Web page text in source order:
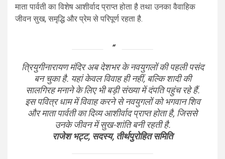
माता पार्वती का विशेष आशीर्वाद प्राप्त होता है तथा उनका वैवाहिक
जीवन सुख, समृद्धि और प्रेम से परिपूर्ण रहता है.
त्रियुगीनारायण मंदिर अब देशभर के नवयुगलों की पहली पसंद
बन चुका है. यहां केवल विवाह ही नहीं, बल्कि शादी की
सालगिरह मनाने के लिए भी बड़ी संख्या में दंपति पहुंच रहे हैं.
इस पवित्र धाम में विवाह करने से नवयुगलों को भगवान शिव
और माता पार्वती का दिव्य आशीर्वाद प्राप्त होता है, जिससे
उनके जीवन में सुख-शांति बनी रहती है.
राजेश भट्ट, सदस्य, तीर्थपुरोहित समिति